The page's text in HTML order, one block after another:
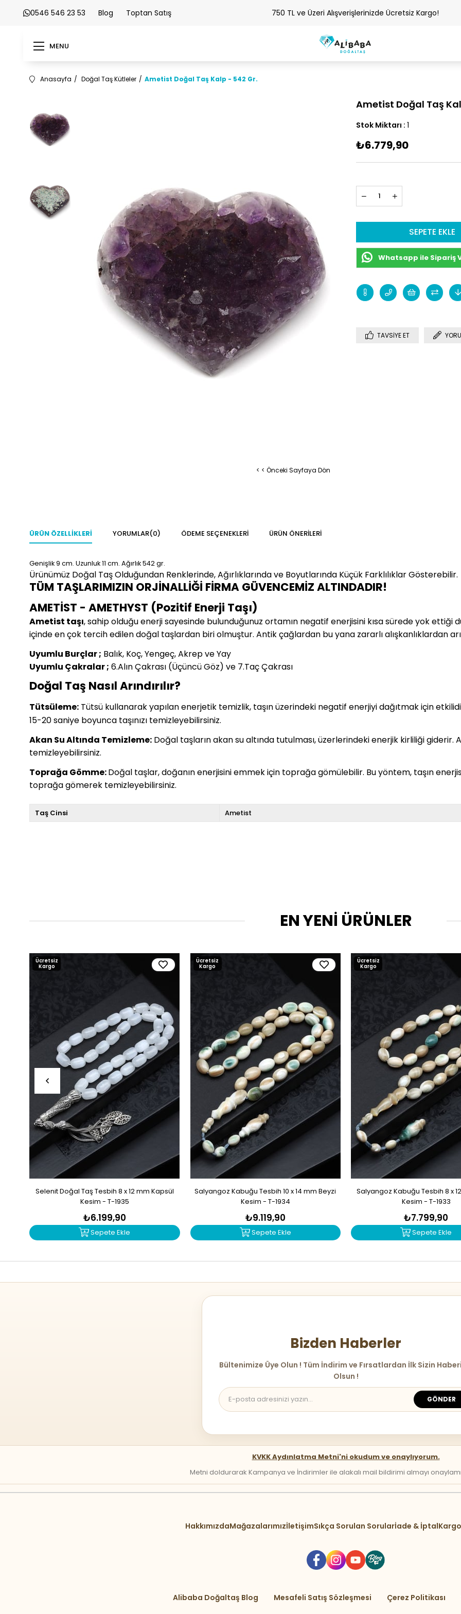
0546 546 23 53 Blog Toptan Satış 750 TL ve Üzeri Alışverişlerinizde Ücretsiz Kargo!
MENU
Anasayfa Doğal Taş Kütleler Ametist Doğal Taş Kalp - 542 Gr.
< < Önceki Sayfaya Dön
Ametist Doğal Taş
Stok Miktarı : 1
₺6.779,90
Whatsapp ile Sipariş
TAVSIYE ET
ÜRÜN ÖZELLIKLERI YORUMLAR(0) ÖDEME SEÇENEKLERI ÜRÜN ÖNERILERI
Genişlik 9 cm. Uzunluk 11 cm. Ağırlık 542 gr.
Ürünümüz Doğal Taş Olduğundan Renklerinde, Ağırlıklarında ve Boyutlarında Küçük Farklılıklar Gösterebilir.
TÜM TAŞLARIMIZIN ORJİNALLİĞİ FİRMA GÜVENCEMİZ ALTINDADIR!
AMETİST - AMETHYST (Pozitif Enerji Taşı)
Ametist taşı, sahip olduğu enerji sayesinde bulunduğunuz ortamın negatif enerjisini kısa sürede yok ettiği
içinde en çok tercih edilen doğal taşlardan biri olmuştur. Antik çağlardan bu yana zararlı alışkanlıklardan
Uyumlu Burçlar ; Balık, Koç, Yengeç, Akrep ve Yay
Uyumlu Çakralar ; 6.Alın Çakrası (Üçüncü Göz) ve 7.Taç Çakrası
Doğal Taş Nasıl Arındırılır?
Tütsüleme: Tütsü kullanarak yapılan enerjetik temizlik, taşın üzerindeki negatif enerjiyi dağıtmak için
15-20 saniye boyunca taşınızı temizleyebilirsiniz.
Akan Su Altında Temizleme: Doğal taşların akan su altında tutulması, üzerlerindeki enerjik kirliliği giderir.
temizleyebilirsiniz.
Toprağa Gömme:Doğal taşlar, doğanın enerjisini emmek için toprağa gömülebilir. Bu yöntem, taşın
toprağa gömerek temizleyebilirsiniz.
Taş Cinsi Ametist
EN YENİ ÜRÜNLER
Selenit Doğal Taş Tesbih 8 x 12 mm Kapsül
Kesim - T-1935
₺6.199,90
Sepete Ekle
Ücretsiz
Kargo
Salyangoz Kabuğu Tesbih 10 x 14 mm Beyzi
Kesim - T-1934
₺9.119,90
Sepete Ekle
Ücretsiz
Kargo
Salyangoz Kabuğu Tesbih 8 x
Kesim - T-1933
₺7.799,90
Sepete Ekle
Ücretsiz
Kargo
Bizden Haberler
Bültenimize Üye Olun ! Tüm İndirim ve Fırsatlardan İlk Sizin
Olsun !
GÖNDER
KVKK Aydınlatma Metni'ni okudum ve onaylıyorum.
Metni doldurarak Kampanya ve İndirimler ile alakalı mail bildirimi almayı onaylamış
HakkımızdaMağazalarımızİletişimSıkça Sorulan Sorularİade & İptal
Alibaba Doğaltaş Blog Mesafeli Satış Sözleşmesi Çerez Politikası